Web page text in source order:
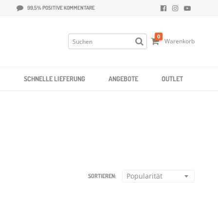
99,5% POSITIVE KOMMENTARE
0
Warenkorb
SCHNELLE LIEFERUNG ANGEBOTE OUTLET
SORTIEREN: Popularität